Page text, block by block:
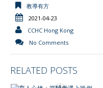
教導有方
2021-04-23
CCHC Hong Kong
No Comments
RELATED POSTS